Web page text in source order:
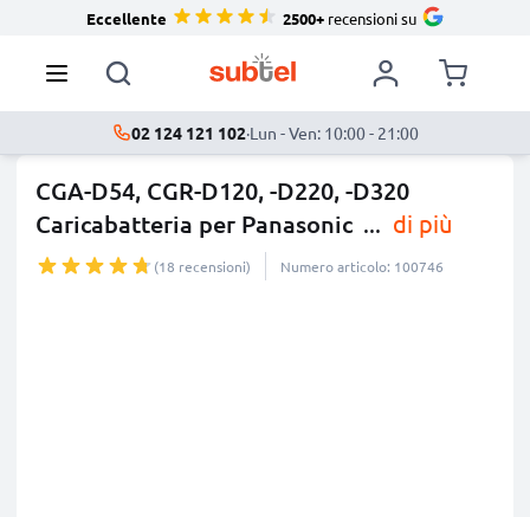
Eccellente 2500+recensioni su
02 124 121 102·Lun - Ven: 10:00 - 21:00
CGA-D54, CGR-D120, -D220, -D320
Caricabatteria per Panasonic ... di più
(18 recensioni) Numero articolo: 100746